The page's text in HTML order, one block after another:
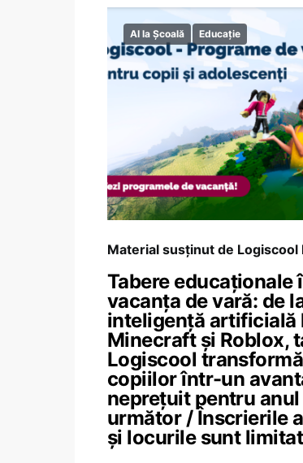
AI la Școală Educație
Material susținut de Logiscool
Tabere educaționale
vacanța de vară: de
inteligență artificială
Minecraft și Roblox,
Logiscool
copiilor într-un
neprețuit pentru
următor / Înscrierile
și locurile sunt